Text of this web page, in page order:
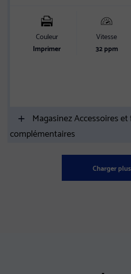
Couleur
Imprimer
Vitesse
32 ppm
Magasinez Accessoires
complémentaires
Charger plus